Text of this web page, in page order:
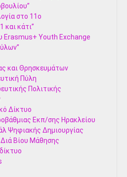
στο 11ο
και κάτι”
Erasmus+ Youth Exchange
και Θρησκευμάτων
Πύλη
Πολιτικής
Δίκτυο
Εκπ/σης Ηρακλείου
Ψηφιακής Δημιουργίας
Διά Βίου Μάθησης